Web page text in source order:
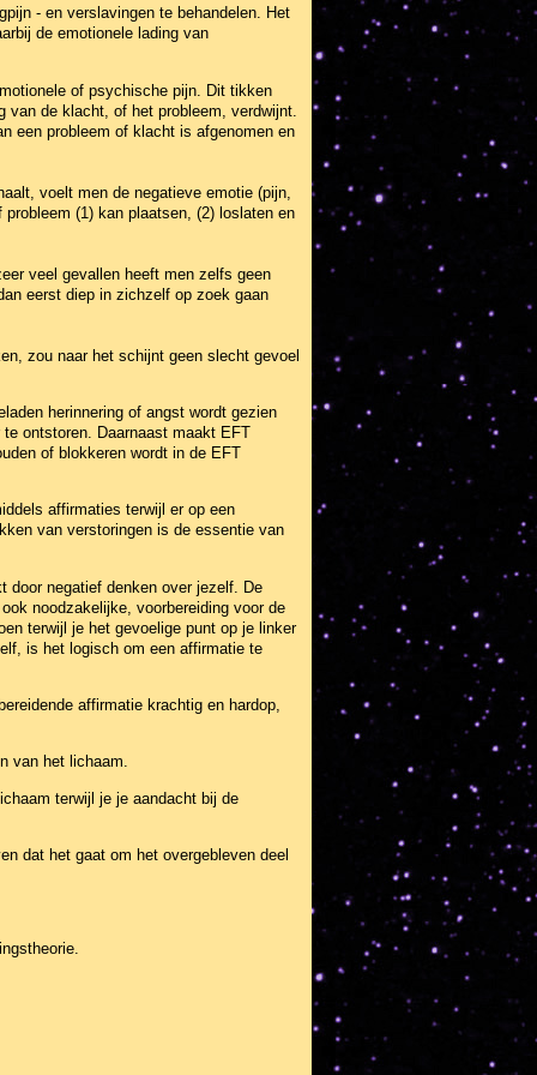
- en verslavingen te behandelen. Het
de emotionele lading van
of psychische pijn. Dit tikken
van de klacht, of het probleem, verdwijnt.
een probleem of klacht is afgenomen en
voelt men de negatieve emotie (pijn,
(1) kan plaatsen, (2) loslaten en
veel gevallen heeft men zelfs geen
eerst diep in zichzelf op zoek gaan
zou naar het schijnt geen slecht gevoel
herinnering of angst wordt gezien
ontstoren. Daarnaast maakt EFT
of blokkeren wordt in de EFT
affirmaties terwijl er op een
van verstoringen is de essentie van
door negatief denken over jezelf. De
noodzakelijke, voorbereiding voor de
terwijl je het gevoelige punt op je linker
is het logisch om een affirmatie te
affirmatie krachtig en hardop,
van het lichaam.
terwijl je je aandacht bij de
dat het gaat om het overgebleven deel